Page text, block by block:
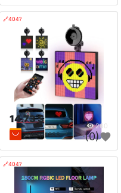
🔗404?
14.73 $
260
aliexpress (0)
🔗404?